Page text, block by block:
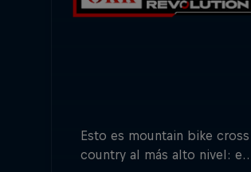
Esto es mountain bike cross
country al más alto nivel: en